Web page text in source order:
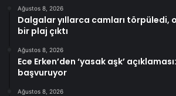
Ağustos 8, 2026
Dalgalar yıllarca camları törpüledi,
bir plaj çıktı
Ağustos 8, 2026
Ece Erken’den ‘yasak aşk’
başvuruyor
Ağustos 8, 2026